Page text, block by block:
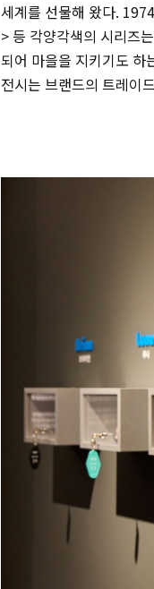
세계를 선물해 왔다.
> 등 각양각색의 시리즈
되어 마을을 지키기도 하
전시는 브랜드의 트레이